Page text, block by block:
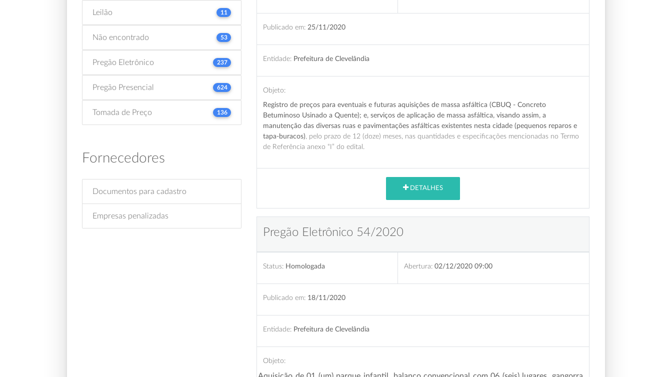
Leilão 11
Não encontrado 53
Pregão Eletrônico 237
Pregão Presencial 624
Tomada de Preço 136
Fornecedores
Documentos para cadastro
Empresas penalizadas
Publicado em: 25/11/2020
Entidade: Prefeitura de Clevelândia
Objeto:
Registro de preços para eventuais e futuras aquisições de massa asfáltica (CBUQ - Concreto
Betuminoso Usinado a Quente); e, serviços de aplicação de massa asfáltica, visando assim, a
manutenção das diversas ruas e pavimentações asfálticas existentes nesta cidade (pequenos reparos e
tapa-buracos) , pelo prazo de 12 (doze) meses, nas quantidades e especificações mencionadas no Termo
de Referência anexo “I” do edital.
DETALHES
Pregão Eletrônico 54/2020
Status: Homologada Abertura: 02/12/2020 09:00
Publicado em: 18/11/2020
Entidade: Prefeitura de Clevelândia
Objeto: